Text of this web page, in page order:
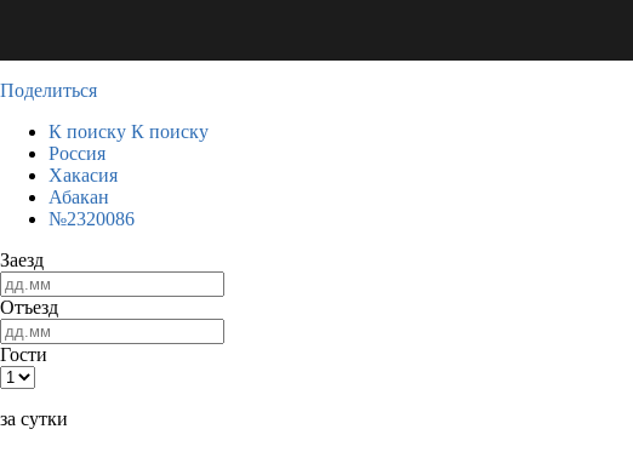
Поделиться
К поиску К поиску
Россия
Хакасия
Абакан
№2320086
Заезд
Отъезд
Гости
за сутки